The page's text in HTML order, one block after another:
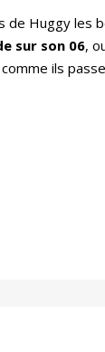
de Huggy les
sur son 06,
ils